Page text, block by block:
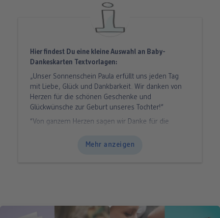
Mehr anzeigen
Hier findest Du eine kleine Auswahl an Baby-
Dankeskarten Textvorlagen:
„Unser Sonnenschein Paula erfüllt uns jeden Tag
mit Liebe, Glück und Dankbarkeit. Wir danken von
Herzen für die schönen Geschenke und
Glückwünsche zur Geburt unseres Tochter!”
“Von ganzem Herzen sagen wir Danke für die
Geburt unseres Sohnes Anton.”
“Vielen Dank an alle, die mich so verwöhnt haben!